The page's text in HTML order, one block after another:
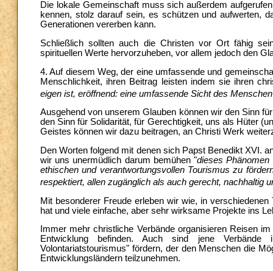
Die lokale Gemeinschaft muss sich außerdem
kennen, stolz darauf sein, es schützen und aufwerten,
Generationen vererben kann.
Schließlich sollten auch die Christen vor Ort fähig
spirituellen Werte hervorzuheben, vor allem jedoch den
4. Auf diesem Weg, der eine umfassende und
Menschlichkeit, ihren Beitrag leisten indem sie ihren
eigen ist, eröffnend: eine umfassende Sicht des
Ausgehend von unserem Glauben können wir den Sinn
den Sinn für Solidarität, für Gerechtigkeit, uns als Hüter
Geistes können wir dazu beitragen, an Christi Werk
Den Worten folgend mit denen sich Papst Benedikt XVI.
wir uns unermüdlich darum bemühen "dieses
ethischen und verantwortungsvollen Tourismus zu
respektiert, allen zugänglich als auch gerecht, nachhaltig
Mit besonderer Freude erleben wir wie, in
hat und viele einfache, aber sehr wirksame Projekte ins
Immer mehr christliche Verbände organisieren Reisen
Entwicklung befinden. Auch sind jene
Volontariatstourismus" fördern, der den Menschen die
Entwicklungsländern teilzunehmen.